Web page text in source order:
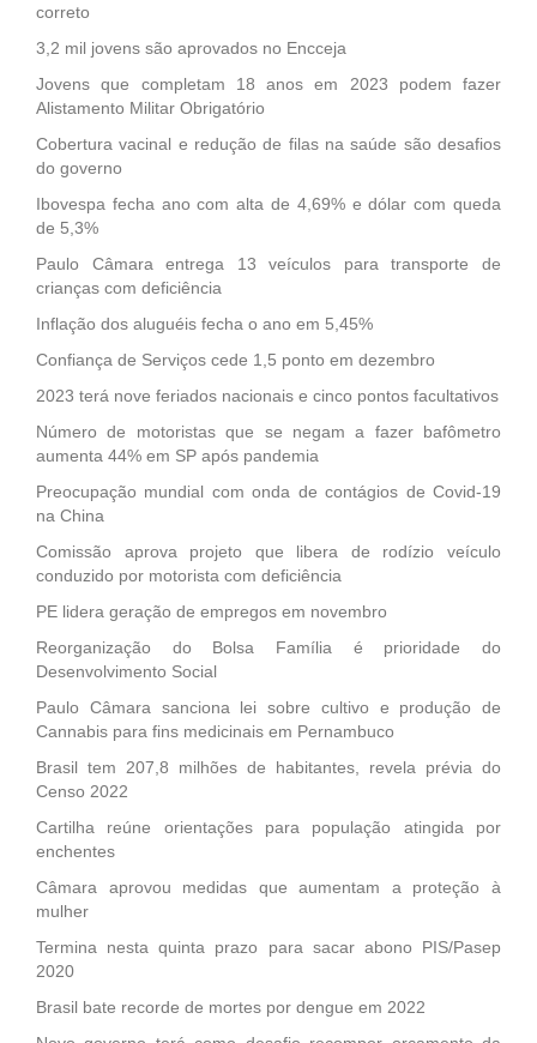
correto
3,2 mil jovens são aprovados no Encceja
Jovens que completam 18 anos em 2023 podem fazer
Alistamento Militar Obrigatório
Cobertura vacinal e redução de filas na saúde são desafios
do governo
Ibovespa fecha ano com alta de 4,69% e dólar com queda
de 5,3%
Paulo Câmara entrega 13 veículos para transporte de
crianças com deficiência
Inflação dos aluguéis fecha o ano em 5,45%
Confiança de Serviços cede 1,5 ponto em dezembro
2023 terá nove feriados nacionais e cinco pontos facultativos
Número de motoristas que se negam a fazer bafômetro
aumenta 44% em SP após pandemia
Preocupação mundial com onda de contágios de Covid-19
na China
Comissão aprova projeto que libera de rodízio veículo
conduzido por motorista com deficiência
PE lidera geração de empregos em novembro
Reorganização do Bolsa Família é prioridade do
Desenvolvimento Social
Paulo Câmara sanciona lei sobre cultivo e produção de
Cannabis para fins medicinais em Pernambuco
Brasil tem 207,8 milhões de habitantes, revela prévia do
Censo 2022
Cartilha reúne orientações para população atingida por
enchentes
Câmara aprovou medidas que aumentam a proteção à
mulher
Termina nesta quinta prazo para sacar abono PIS/Pasep
2020
Brasil bate recorde de mortes por dengue em 2022